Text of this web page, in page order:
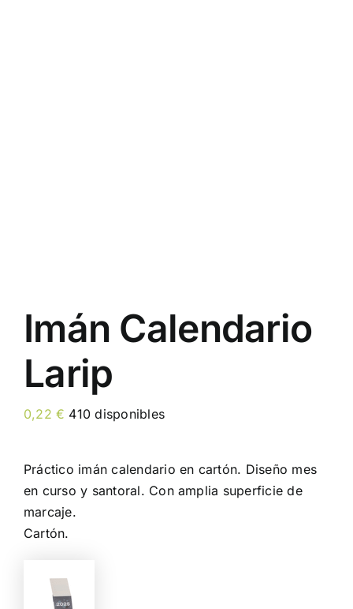
Imán Calendario
Larip
0,22€ 410 disponibles
Práctico imán calendario en cartón. Diseño mes
en curso y santoral. Con amplia superficie de
marcaje.
Cartón.